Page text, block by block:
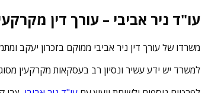
עו"ד ניר אביבי – עורך דין
משרדו של עורך דין ניר אביבי ממוקם בזכרון יעקב
למשרד יש ידע עשיר ונסיון רב בעסקאות מקרקעין